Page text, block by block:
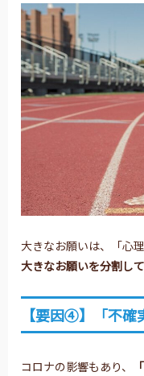
大きなお願いは、「心
大きなお願いを分割し
【要因④】「不
コロナの影響もあり、 「